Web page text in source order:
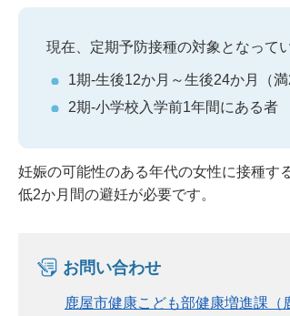
現在、定期予防接種の対象となって
1期-生後12か月～生後24か月（
2期-小学校入学前1年間にある者
妊娠の可能性のある年代の女性に接種す
低2か月間の避妊が必要です。
お問い合わせ
鹿屋市健康こども部健康増進課